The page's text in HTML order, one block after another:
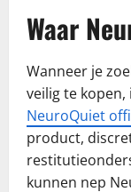
Waar
Wanneer je
veilig te
NeuroQuiet
product,
kunnen nep